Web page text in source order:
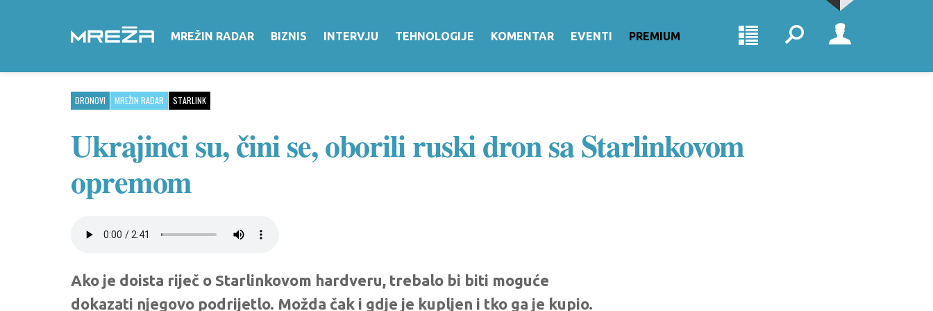
MREŽIN RADAR BIZNIS INTERVJU TEHNOLOGIJE KOMENTAR EVENTI PREMIUM
DRONOVI MREŽIN RADAR STARLINK
Ukrajinci su, čini se, oborili ruski dron sa Starlinkovom
opremom
Ako je doista riječ o Starlinkovom hardveru, trebalo bi biti moguće
dokazati njegovo podrijetlo. Možda čak i gdje je kupljen i tko ga je kupio.